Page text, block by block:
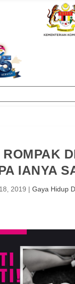
IANYA
2019 | Gaya Hidup